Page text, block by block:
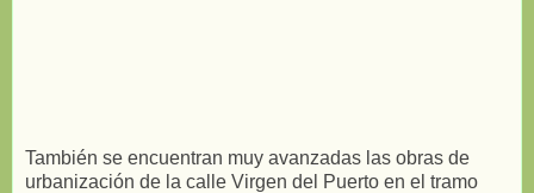
También se encuentran muy avanzadas las obras de
urbanización de la calle Virgen del Puerto en el tramo